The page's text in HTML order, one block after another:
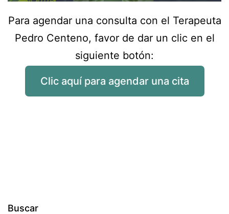
Para agendar una consulta con el Terapeuta
Pedro Centeno, favor de dar un clic en el
siguiente botón:
Clic aquí para agendar una cita
Buscar